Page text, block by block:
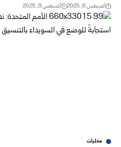
أغسطس 6, 2025 أغسطس 9, 2025
محليات